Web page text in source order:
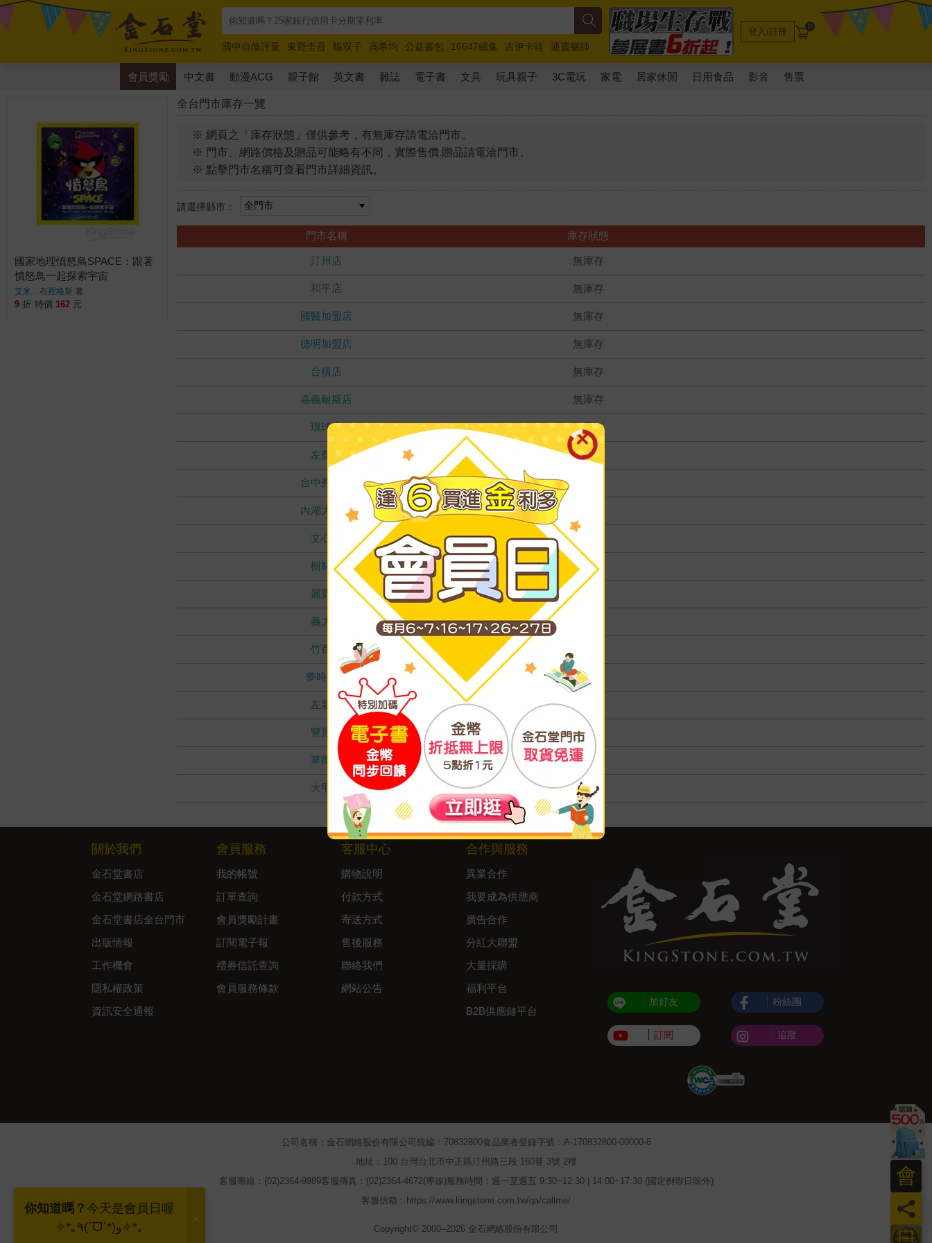
國中自修評量 東野圭吾 楊双子 高希均 公益書包 16647續集 吉伊卡哇
通靈藥師
唯紅花綻放
奧德賽 路邊攤新作 馬斯克 玩具總動員5 超慢跑
登入/註冊 0
會員獎勵 中文書 動漫ACG 親子館 英文書 雜誌 電子書 文具 玩具親子 3C電玩 家電 居家休閒 日用食品 影音 售票
全台門市庫存一覽
※ 網頁之「庫存狀態」僅供參考，有無庫存請電洽門市。
※ 門市、網路價格及贈品可能略有不同，實際售價.贈品請電洽門市。
※ 點擊門市名稱可查看門市詳細資訊。
請選擇縣市：
門市名稱 庫存狀態
汀州店 無庫存
和平店 無庫存
國醫加盟店 無庫存
德明加盟店 無庫存
台積店 無庫存
嘉義耐斯店 無庫存
環球店 無庫存
左營店 無庫存
台中秀泰店
內湖大潤發
文心店
樹林店 無庫存
麗寶店 無庫存
義大店
竹百店
夢時代店 無庫存
左新店
豐原店 無庫存
草衙店 無庫存
大甲店 無庫存
國家地理憤怒鳥SPACE：跟著
憤怒鳥一起探索宇宙
艾米．布裡格斯 著
9 折 特價 162 元
員
會
關於我們
金石堂書店
金石堂網路書店
金石堂書店全台門市
出版情報
工作機會
隱私權政策
資訊安全通報
會員服務
我的帳號
訂單查詢
會員獎勵計畫
訂閱電子報
禮券信託查詢
會員服務條款
客服中心
購物說明
付款方式
寄送方式
售後服務
聯絡我們
網站公告
合作與服務
異業合作
我要成為供應商
廣告合作
分紅大聯盟
大量採購
福利平台
B2B供應鏈平台
加好友
訂閱
粉絲團
追蹤
公司名稱：金石網絡股份有限公司 統編：70832800食品業者登錄字號：A-170832800-00000-6
地址：100 台灣台北市中正區汀州路三段 160巷 3號 2樓
客服專線：(02)2364-9989客服傳真：(02)2364-4672(專線) 服務時間：週一至週五 9:30~12:30 | 14:00~17:30 (國定例假日除外)
客服信箱：https://www.kingstone.com.tw/qa/callme/
Copyright© 2000–2026 金石網絡股份有限公司
你知道嗎？ 今天是會員日喔
✧*｡٩(ˊᗜˋ*)و✧*｡